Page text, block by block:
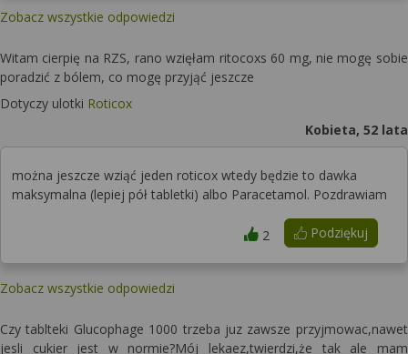
Zobacz wszystkie odpowiedzi
Witam cierpię na RZS, rano wzięłam ritocoxs 60 mg, nie mogę sobie
poradzić z bólem, co mogę przyjąć jeszcze
Dotyczy ulotki Roticox
Kobieta, 52 lata
można jeszcze wziąć jeden roticox wtedy będzie to dawka
maksymalna (lepiej pół tabletki) albo Paracetamol. Pozdrawiam
Podziękuj
2
Zobacz wszystkie odpowiedzi
Czy tablteki Glucophage 1000 trzeba juz zawsze przyjmowac,nawet
jesli cukier jest w normie?Mój lekaez,twierdzi,że tak ale mam